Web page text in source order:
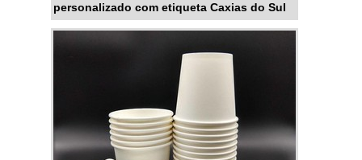
personalizado com etiqueta Caxias do Sul